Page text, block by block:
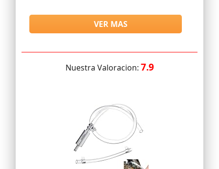
VER MAS
Nuestra Valoracion: 7.9